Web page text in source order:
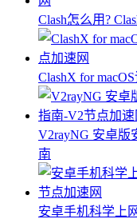
Clash怎么用?
ClashX for
V2rayNG 安卓版
南
安卓手机科学上